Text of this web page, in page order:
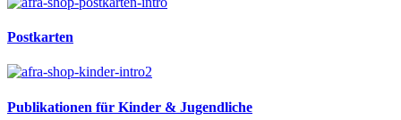
Postkarten
Publikationen für Kinder & Jugendliche